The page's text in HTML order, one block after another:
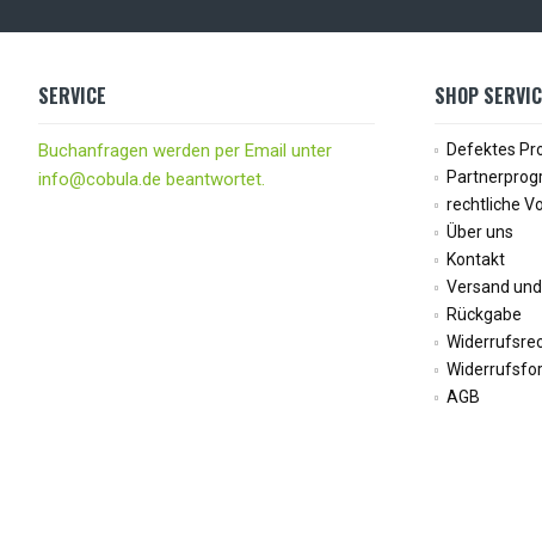
SERVICE
Buchanfragen werden per Email unter
info@cobula.de beantwortet.
SHOP
Defektes
rechtliche
Über uns
Kontakt
Versand
Rückgabe
AGB